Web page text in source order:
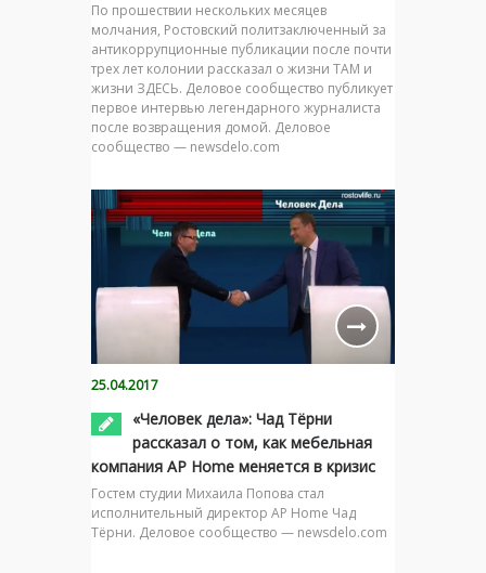
По прошествии нескольких месяцев
молчания, Ростовский политзаключенный за
антикоррупционные публикации после почти
трех лет колонии рассказал о жизни ТАМ и
жизни ЗДЕСЬ. Деловое сообщество публикует
первое интервью легендарного журналиста
после возвращения домой. Деловое
сообщество — newsdelo.com
25.04.2017
«Человек дела»: Чад Тёрни
рассказал о том, как мебельная
компания AP Home меняется в кризис
Гостем студии Михаила Попова стал
исполнительный директор AP Home Чад
Тёрни. Деловое сообщество — newsdelo.com